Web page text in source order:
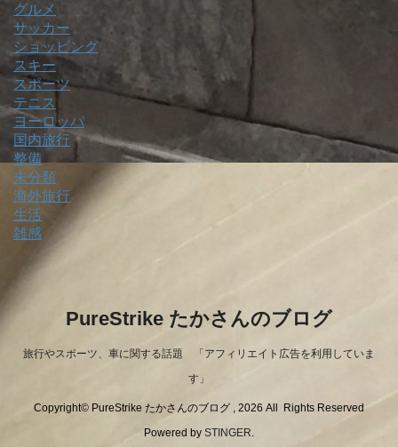
グルメ
サッカー
ショッピング
スキー
スポーツ
テニス
ヨーロッパ
国内旅行
整備
未分類
海外旅行
生活
雑感
PureStrike たかさんのブログ
旅行やスポーツ、車に関する話題 「アフィリエイト広告を利用していま
す」
Copyright© PureStrike たかさんのブログ , 2026 All Rights Reserved
Powered by STINGER.